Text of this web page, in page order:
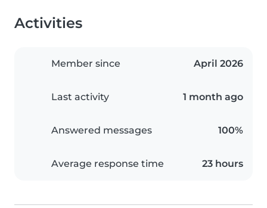
Activities
Member since April 2026
Last activity 1 month ago
Answered messages 100%
Average response time 23 hours